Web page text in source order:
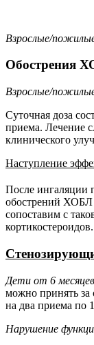
Взрослые/
Обострения
Взрослые/
Суточная доза
приема. Лечение
клинического
Наступление
После ингаляции
обострений ХОБЛ
сопоставим с
кортикостероидов.
Дети от 6 месяцев
можно принять за
на два приема по
Нарушение